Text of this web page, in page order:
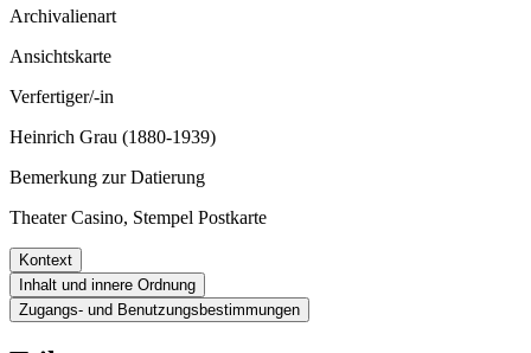
Archivalienart
Ansichtskarte
Verfertiger/-in
Heinrich Grau (1880-1939)
Bemerkung zur Datierung
Theater Casino, Stempel Postkarte
Kontext
Inhalt und innere Ordnung
Zugangs- und Benutzungsbestimmungen